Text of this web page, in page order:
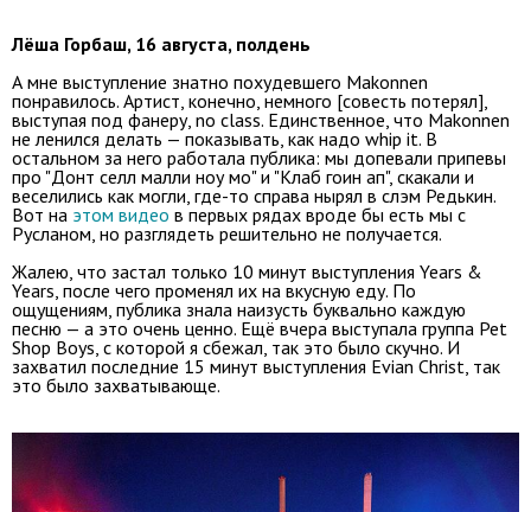
Лёша Горбаш, 16 августа, полдень
А мне выступление знатно похудевшего Makonnen
понравилось. Артист, конечно, немного [совесть потерял],
выступая под фанеру, no class. Единственное, что Makonnen
не ленился делать — показывать, как надо whip it. В
остальном за него работала публика: мы допевали припевы
про "Донт селл малли ноу мо" и "Клаб гоин ап", скакали и
веселились как могли, где-то справа нырял в слэм Редькин.
Вот на этом видео в первых рядах вроде бы есть мы с
Русланом, но разглядеть решительно не получается.
Жалею, что застал только 10 минут выступления Years &
Years, после чего променял их на вкусную еду. По
ощущениям, публика знала наизусть буквально каждую
песню — а это очень ценно. Ещё вчера выступала группа Pet
Shop Boys, с которой я сбежал, так это было скучно. И
захватил последние 15 минут выступления Evian Christ, так
это было захватывающе.